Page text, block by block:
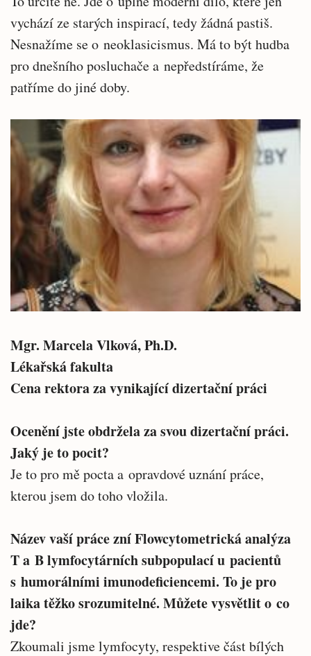
vychází ze starých inspirací, tedy žádná pastiš.
Nesnažíme se o neoklasicismus. Má to být hudba
pro dnešního posluchače a nepředstíráme, že
patříme do jiné doby.
Mgr. Marcela Vlková, Ph.D.
Lékařská fakulta
Cena rektora za vynikající dizertační práci
Ocenění jste obdržela za svou dizertační práci.
Jaký je to pocit?
Je to pro mě pocta a opravdové uznání práce,
kterou jsem do toho vložila.
Název vaší práce zní Flowcytometrická analýza
T a B lymfocytárních subpopulací u pacientů
s humorálními imunodeficiencemi. To je pro
laika těžko srozumitelné. Můžete vysvětlit o co
jde?
Zkoumali jsme lymfocyty, respektive část bílých